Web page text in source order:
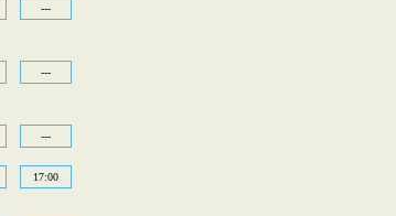
---
---
---
17:00